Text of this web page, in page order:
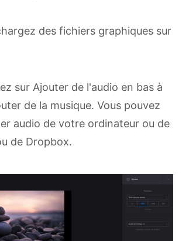
des fichiers graphiques sur
sur Ajouter de l'audio en bas à
de la musique. Vous pouvez
audio de votre ordinateur ou de
de Dropbox.